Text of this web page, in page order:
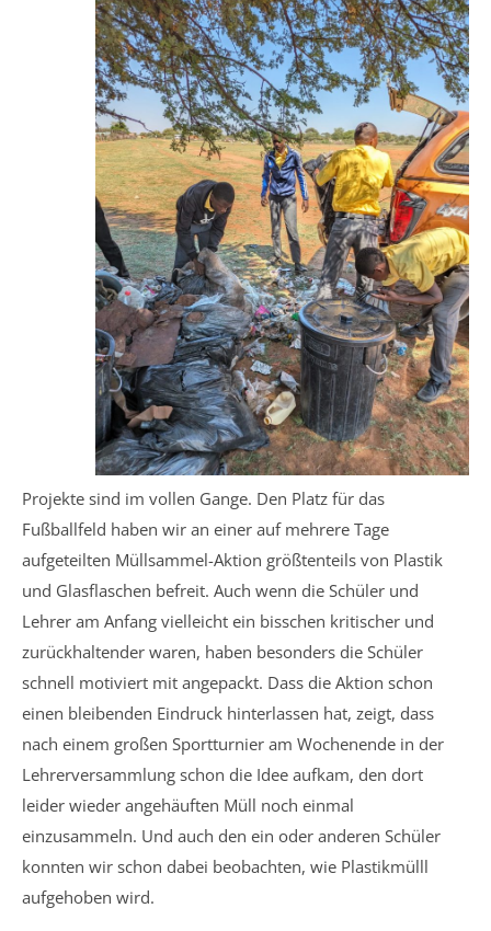
Projekte sind im vollen Gange. Den Platz für das
Fußballfeld haben wir an einer auf mehrere Tage
aufgeteilten Müllsammel-Aktion größtenteils von Plastik
und Glasflaschen befreit. Auch wenn die Schüler und
Lehrer am Anfang vielleicht ein bisschen kritischer und
zurückhaltender waren, haben besonders die Schüler
schnell motiviert mit angepackt. Dass die Aktion schon
einen bleibenden Eindruck hinterlassen hat, zeigt, dass
nach einem großen Sportturnier am Wochenende in der
Lehrerversammlung schon die Idee aufkam, den dort
leider wieder angehäuften Müll noch einmal
einzusammeln. Und auch den ein oder anderen Schüler
konnten wir schon dabei beobachten, wie Plastikmülll
aufgehoben wird.